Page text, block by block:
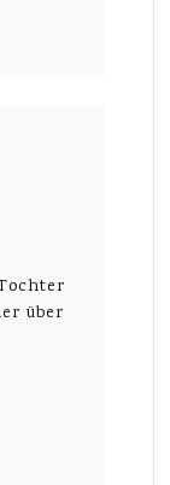
über